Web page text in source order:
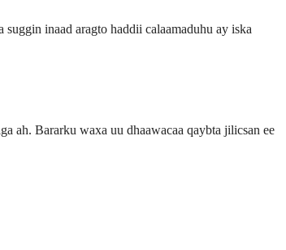
inaad aragto haddii calaamaduhu ay iska
ah. Bararku waxa uu dhaawacaa qaybta jilicsan ee